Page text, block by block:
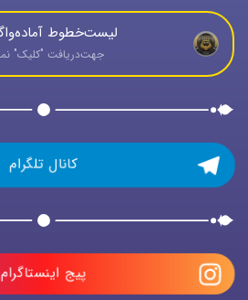
لیست‌خطوط آماده‌واگذاری
جهت‌دريافت "كليک" نماييد
کانال تلگرام
پیج اینستاگرام